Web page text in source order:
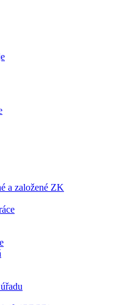
a založené ZK